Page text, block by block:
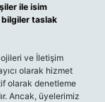
ile isim
taslak
ve İletişim
olarak hizmet
olarak denetleme
Ancak, üyelerimiz